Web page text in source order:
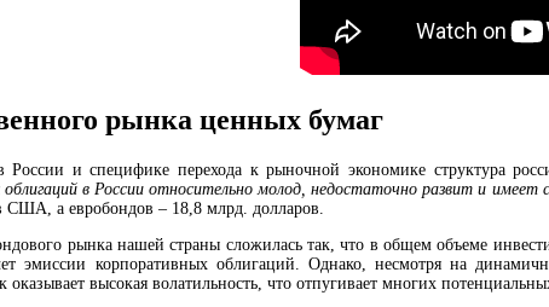
рынка ценных бумаг
и специфике перехода к рыночной экономике структура
в России относительно молод, недостаточно развит и имеет
США, а евробондов – 18,8 млрд. долларов.
рынка нашей страны сложилась так, что в общем объеме
эмиссии корпоративных облигаций. Однако, несмотря на
высокая волатильность, что отпугивает многих